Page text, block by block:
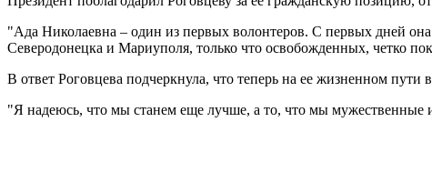
"Ада Николаевна – один из первых волонтеров. С первых дней
Северодонецка и Мариуполя, только что освобожденных, четко
В ответ Роговцева подчеркнула, что теперь на ее жизненном
"Я надеюсь, что мы станем еще лучше, а то, что мы мужественные